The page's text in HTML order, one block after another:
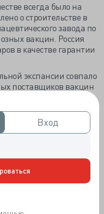
Вход
Вход
всегда было на
о строительстве в
завода по
вакцин. Россия
в качестве гарантии
экспансии совпало
поставщиков вакцин
Пастер вынужден
уведомление о
Пентаксим,
против коклюша,
партию
из-за
Совокупный
не могут получить